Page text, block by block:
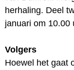
herhaling. Deel
januari om 10.00
Volgers
Hoewel het gaat